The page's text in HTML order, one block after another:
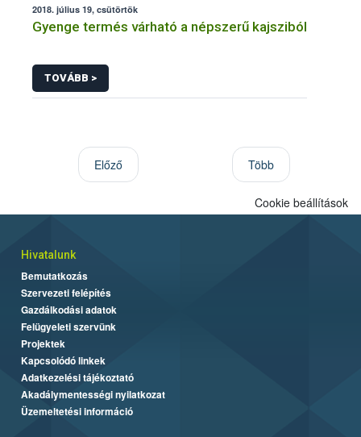
2018. július 19, csütörtök
Gyenge termés várható a népszerű kajsziból
TOVÁBB >
Előző Több
Cookie beállítások
Hivatalunk
Bemutatkozás
Szervezeti felépítés
Gazdálkodási adatok
Felügyeleti szervünk
Projektek
Kapcsolódó linkek
Adatkezelési tájékoztató
Akadálymentességi nyilatkozat
Üzemeltetési információ